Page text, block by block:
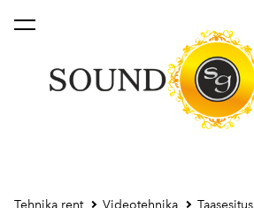
lisati ostukorvi. Vaata ostukorvi
Tehnika rent Videotehnika Taasesitus